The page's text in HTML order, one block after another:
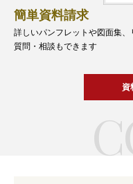
簡単資料請求
詳しいパンフレットや図面集、
質問・相談もできます
資